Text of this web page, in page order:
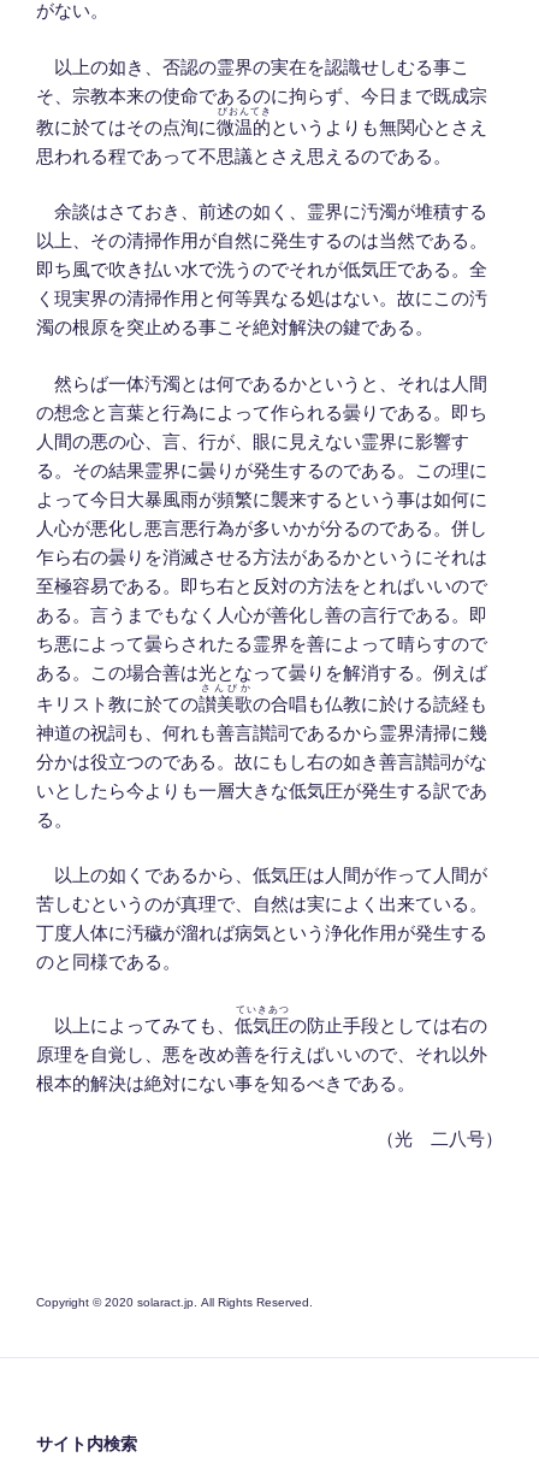
がない。
以上の如き、否認の霊界の実在を認識せしむる事こ
そ、宗教本来の使命であるのに拘らず、今日まで既成宗
教に於てはその点洵に微温的
びおんてき
というよりも無関心とさえ
思われる程であって不思議とさえ思えるのである。
余談はさておき、前述の如く、霊界に汚濁が堆積する
以上、その清掃作用が自然に発生するのは当然である。
即ち風で吹き払い水で洗うのでそれが低気圧である。全
く現実界の清掃作用と何等異なる処はない。故にこの汚
濁の根原を突止める事こそ絶対解決の鍵である。
然らば一体汚濁とは何であるかというと、それは人間
の想念と言葉と行為によって作られる曇りである。即ち
人間の悪の心、言、行が、眼に見えない霊界に影響す
る。その結果霊界に曇りが発生するのである。この理に
よって今日大暴風雨が頻繁に襲来するという事は如何に
人心が悪化し悪言悪行為が多いかが分るのである。併し
乍ら右の曇りを消滅させる方法があるかというにそれは
至極容易である。即ち右と反対の方法をとればいいので
ある。言うまでもなく人心が善化し善の言行である。即
ち悪によって曇らされたる霊界を善によって晴らすので
ある。この場合善は光となって曇りを解消する。例えば
キリスト教に於ての讃美歌
さんびか
の合唱も仏教に於ける読経も
神道の祝詞も、何れも善言讃詞であるから霊界清掃に幾
分かは役立つのである。故にもし右の如き善言讃詞がな
いとしたら今よりも一層大きな低気圧が発生する訳であ
る。
以上の如くであるから、低気圧は人間が作って人間が
苦しむというのが真理で、自然は実によく出来ている。
丁度人体に汚穢が溜れば病気という浄化作用が発生する
のと同様である。
以上によってみても、 低気圧
ていきあつ
の防止手段としては右の
原理を自覚し、悪を改め善を行えばいいので、それ以外
根本的解決は絶対にない事を知るべきである。
（光 二八号）
Copyright © 2020 solaract.jp. All Rights Reserved.
サイト内検索